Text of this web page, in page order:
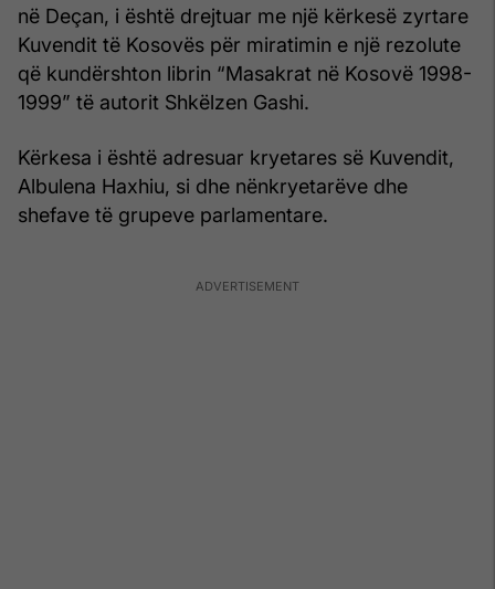
në Deçan, i është drejtuar me një kërkesë zyrtare
Kuvendit të Kosovës për miratimin e një rezolute
që kundërshton librin “Masakrat në Kosovë 1998-
1999” të autorit Shkëlzen Gashi.
Kërkesa i është adresuar kryetares së Kuvendit,
Albulena Haxhiu, si dhe nënkryetarëve dhe
shefave të grupeve parlamentare.